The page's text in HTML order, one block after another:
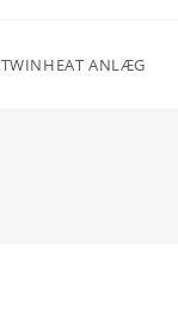
TWINHEAT ANLÆG